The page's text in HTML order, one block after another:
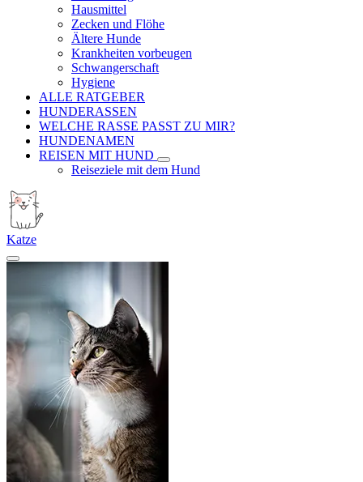
Hausmittel
Zecken und Flöhe
Ältere Hunde
Krankheiten vorbeugen
Schwangerschaft
Hygiene
ALLE RATGEBER
HUNDERASSEN
WELCHE RASSE PASST ZU MIR?
HUNDENAMEN
REISEN MIT HUND
Reiseziele mit dem Hund
Katze